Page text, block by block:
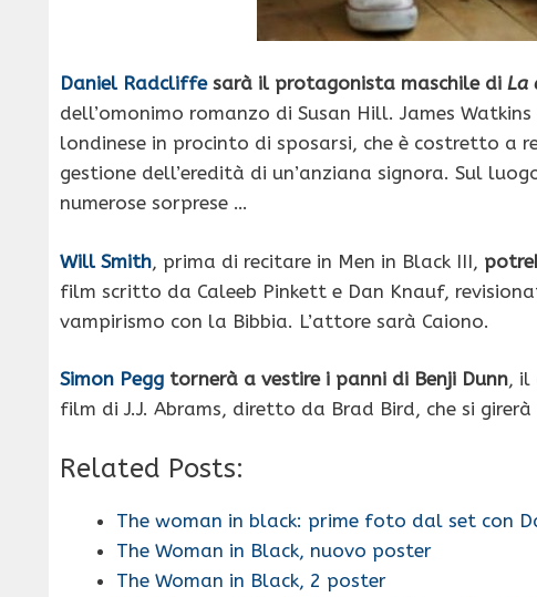
Daniel Radcliffesarà il protagonista maschile di La
dell’omonimo romanzo di Susan Hill. James
londinese in procinto di sposarsi, che è costretto a
gestione dell’eredità di un’anziana signora. Sul
numerose sorprese …
Will Smith, prima di recitare in Men in Black III,
film scritto da Caleeb Pinkett e Dan Knauf,
vampirismo con la Bibbia. L’attore sarà Caiono.
Simon Pegg tornerà a vestire i panni di Benji Dunn, il
film di J.J. Abrams, diretto da Brad Bird, che si
Related Posts:
The woman in black: prime foto dal set con
The Woman in Black, nuovo poster
The Woman in Black, 2 poster